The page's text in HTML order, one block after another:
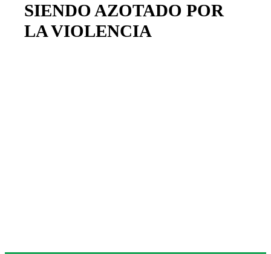
SIENDO AZOTADO POR
LA VIOLENCIA